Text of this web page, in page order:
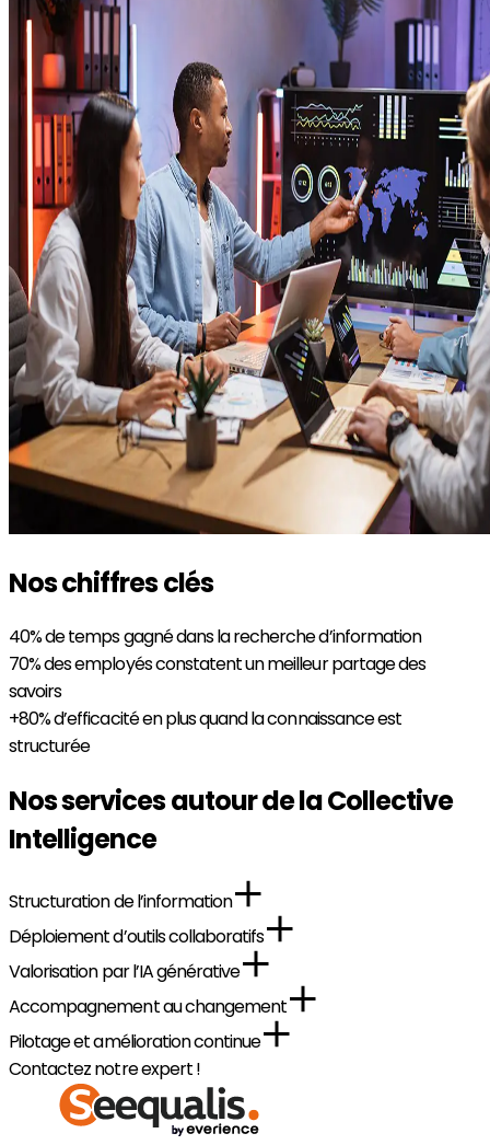
Nos chiffres clés
40%de temps gagné dans la recherche d’information
70%des employés constatent un meilleur partage des
savoirs
+80%d’efficacité en plus quand la connaissance est
structurée
Nos services autour de la Collective
Intelligence
Structuration de l’information
Déploiement d’outils collaboratifs
Valorisation par l’IA générative
Accompagnement au changement
Pilotage et amélioration continue
Contactez notre expert !